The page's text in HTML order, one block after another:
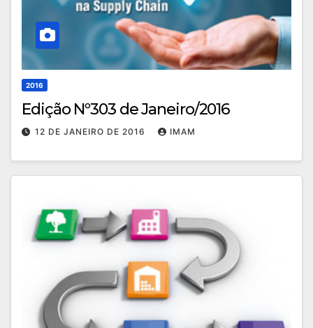
2016
Edição Nº303 de Janeiro/2016
12 DE JANEIRO DE 2016 IMAM